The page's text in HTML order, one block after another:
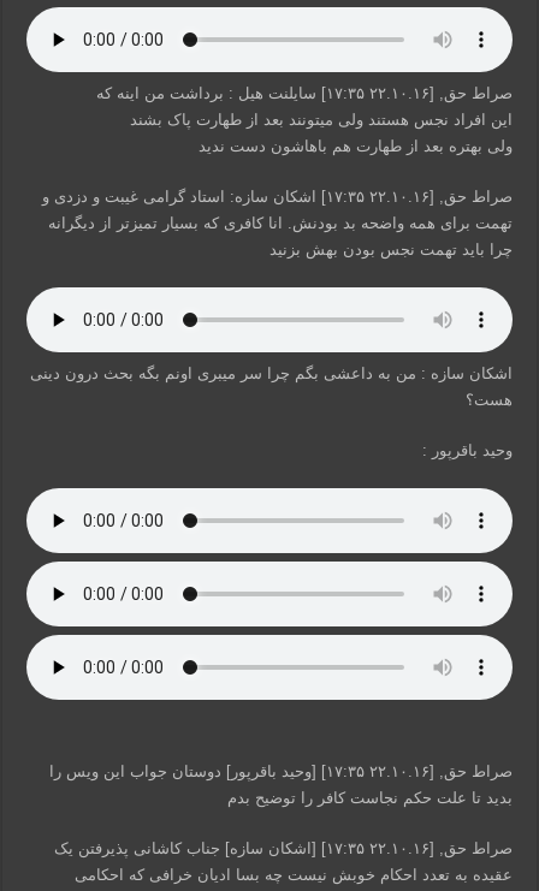
صراط حق, [۲۲.۱۰.۱۶ ۱۷:۳۵] سایلنت هیل : برداشت من اینه که
این افراد نجس هستند ولی میتونند بعد از طهارت پاک بشند
ولی بهتره بعد از طهارت هم باهاشون دست ندید
صراط حق, [۲۲.۱۰.۱۶ ۱۷:۳۵] اشکان سازه: استاد گرامی غیبت و دزدی و
تهمت برای همه واضحه بد بودنش. انا کافری که بسیار تمیزتر از دیگرانه
چرا باید تهمت نجس بودن بهش بزنید
اشکان سازه : من به داعشی بگم چرا سر میبری اونم بگه بحث درون دینی
هست؟
وحید باقرپور :
صراط حق, [۲۲.۱۰.۱۶ ۱۷:۳۵] [وحید باقرپور] دوستان جواب این ویس را
بدید تا علت حکم نجاست کافر را توضیح بدم
صراط حق, [۲۲.۱۰.۱۶ ۱۷:۳۵] [اشکان سازه] جناب کاشانی پذیرفتن یک
عقیده به تعدد احکام خوبش نیست چه بسا ادیان خرافی که احکامی